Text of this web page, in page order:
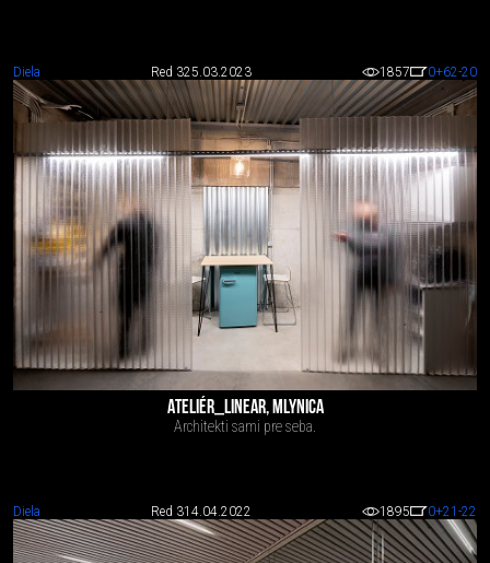
Diela Red 325.03.2023 1857 0+62-20
ATELIÉR_LINEAR, MLYNICA
Architekti sami pre seba.
Diela Red 314.04.2022 1895 0+21 -22